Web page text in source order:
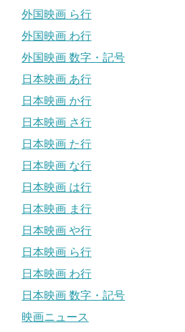
外国映画 ら行
外国映画 わ行
外国映画 数字・記号
日本映画 あ行
日本映画 か行
日本映画 さ行
日本映画 た行
日本映画 な行
日本映画 は行
日本映画 ま行
日本映画 や行
日本映画 ら行
日本映画 わ行
日本映画 数字・記号
映画ニュース